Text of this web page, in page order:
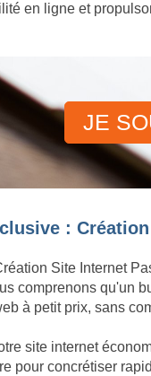
en ligne et
JE
:
Site Internet
comprenons qu'un
à petit prix, sans
site internet
pour concrétiser